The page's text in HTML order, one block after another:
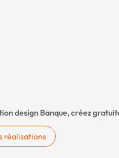
design Banque, créez
réalisations